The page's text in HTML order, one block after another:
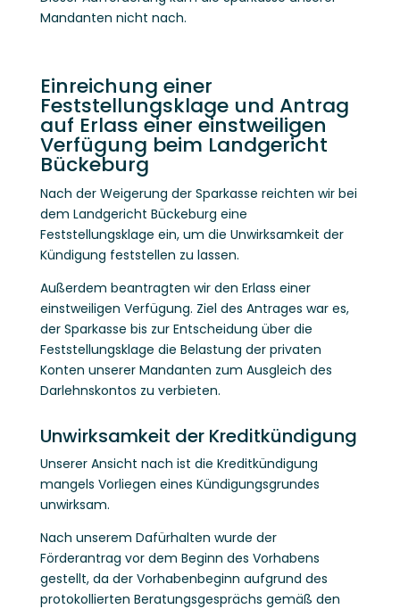
Mandanten nicht nach.
Einreichung einer
Feststellungsklage und Antrag
auf Erlass einer einstweiligen
Verfügung beim Landgericht
Bückeburg
Nach der Weigerung der Sparkasse reichten wir bei
dem Landgericht Bückeburg eine
Feststellungsklage ein, um die Unwirksamkeit der
Kündigung feststellen zu lassen.
Außerdem beantragten wir den Erlass einer
einstweiligen Verfügung. Ziel des Antrages war es,
der Sparkasse bis zur Entscheidung über die
Feststellungsklage die Belastung der privaten
Konten unserer Mandanten zum Ausgleich des
Darlehnskontos zu verbieten.
Unwirksamkeit der Kreditkündigung
Unserer Ansicht nach ist die Kreditkündigung
mangels Vorliegen eines Kündigungsgrundes
unwirksam.
Nach unserem Dafürhalten wurde der
Förderantrag vor dem Beginn des Vorhabens
gestellt, da der Vorhabenbeginn aufgrund des
protokollierten Beratungsgesprächs gemäß den